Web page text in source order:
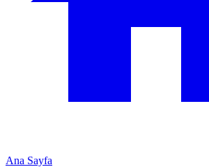
Ana Sayfa